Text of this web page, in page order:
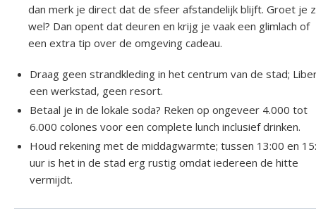
dan merk je direct dat de sfeer afstandelijk blijft. Groet je
wel? Dan opent dat deuren en krijg je vaak een glimlach of
een extra tip over de omgeving cadeau.
Draag geen strandkleding in het centrum van de stad;
een werkstad, geen resort.
Betaal je in de lokale soda? Reken op ongeveer 4.000 tot
6.000 colones voor een complete lunch inclusief drinken.
Houd rekening met de middagwarmte; tussen 13:00 en
uur is het in de stad erg rustig omdat iedereen de hitte
vermijdt.